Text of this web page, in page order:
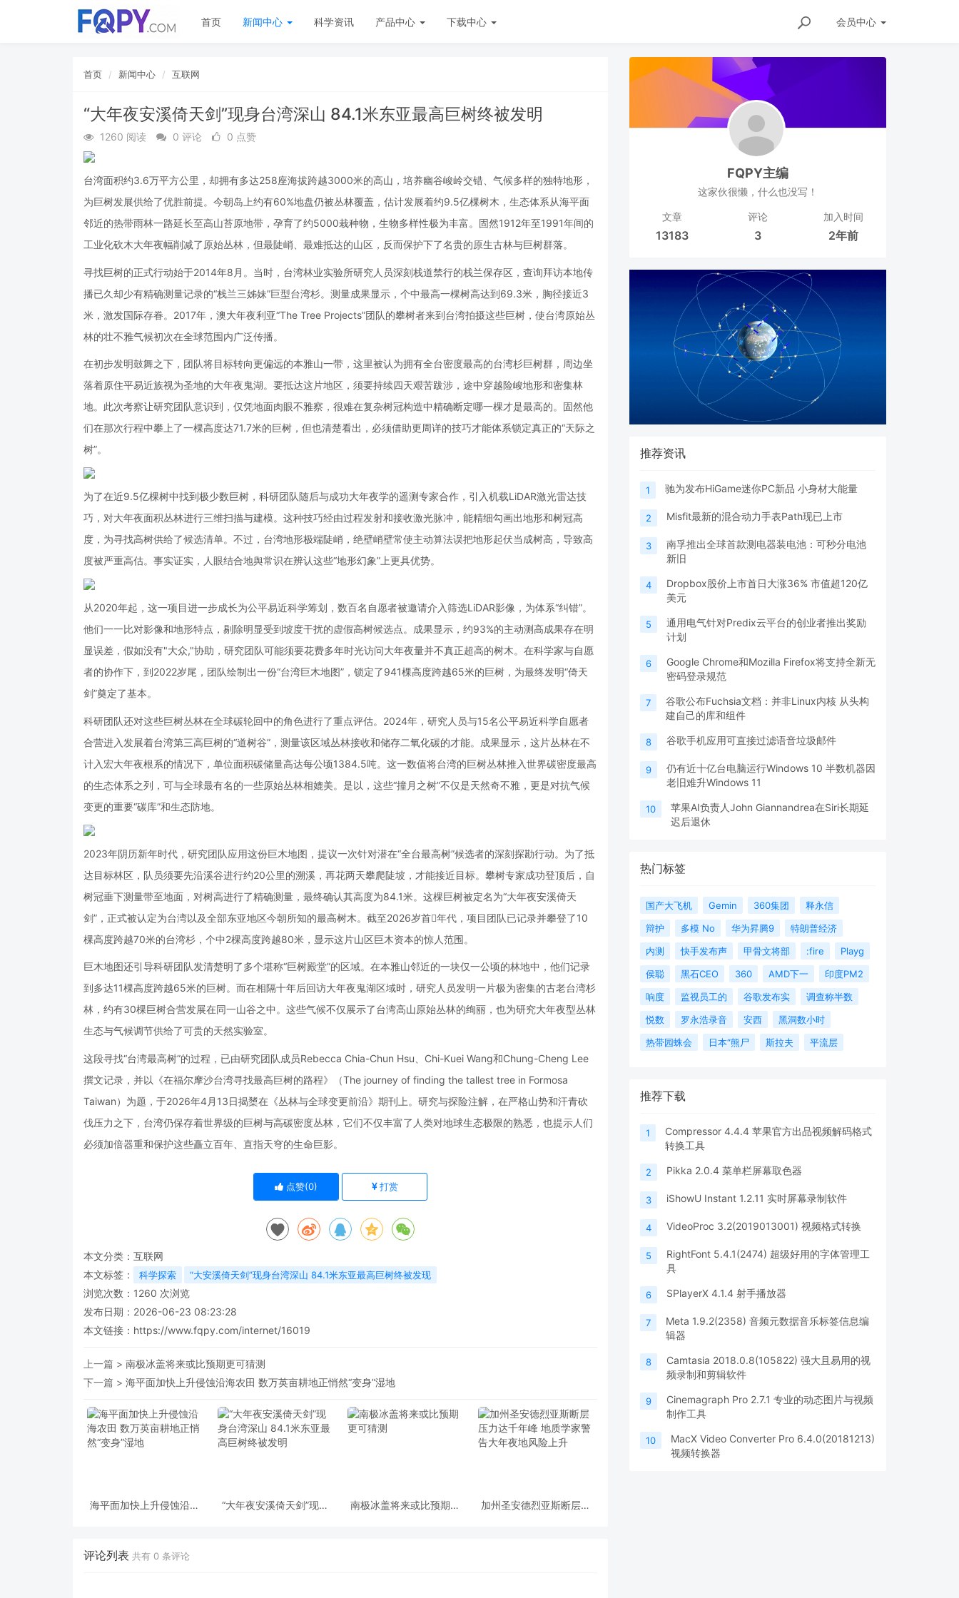
会员中心
首页 新闻中心 科学资讯 产品中心 下载中心
首页 新闻中心 互联网
“大年夜安溪倚天剑”现身台湾深山 84.1米东亚最高巨树终被发明
1260 阅读 0 评论 0 点赞
台湾面积约3.6万平方公里，却拥有多达258座海拔跨越3000米的高山，培养幽谷峻岭交错、气候多样的独特地形，
为巨树发展供给了优胜前提。今朝岛上约有60%地盘仍被丛林覆盖，估计发展着约9.5亿棵树木，生态体系从海平面
邻近的热带雨林一路延长至高山苔原地带，孕育了约5000栽种物，生物多样性极为丰富。固然1912年至1991年间的
工业化砍木大年夜幅削减了原始丛林，但最陡峭、最难抵达的山区，反而保护下了名贵的原生古林与巨树群落。
寻找巨树的正式行动始于2014年8月。当时，台湾林业实验所研究人员深刻栈道禁行的栈兰保存区，查询拜访本地传
播已久却少有精确测量记录的“栈兰三姊妹”巨型台湾杉。测量成果显示，个中最高一棵树高达到69.3米，胸径接近3
米，激发国际存眷。2017年，澳大年夜利亚“The Tree Projects”团队的攀树者来到台湾拍摄这些巨树，使台湾原始丛
林的壮不雅气候初次在全球范围内广泛传播。
在初步发明鼓舞之下，团队将目标转向更偏远的本雅山一带，这里被认为拥有全台密度最高的台湾杉巨树群，周边坐
落着原住平易近族视为圣地的大年夜鬼湖。要抵达这片地区，须要持续四天艰苦跋涉，途中穿越险峻地形和密集林
地。此次考察让研究团队意识到，仅凭地面肉眼不雅察，很难在复杂树冠构造中精确断定哪一棵才是最高的。固然他
们在那次行程中攀上了一棵高度达71.7米的巨树，但也清楚看出，必须借助更周详的技巧才能体系锁定真正的“天际之
树”。
为了在近9.5亿棵树中找到极少数巨树，科研团队随后与成功大年夜学的遥测专家合作，引入机载LiDAR激光雷达技
巧，对大年夜面积丛林进行三维扫描与建模。这种技巧经由过程发射和接收激光脉冲，能精细勾画出地形和树冠高
度，为寻找高树供给了候选清单。不过，台湾地形极端陡峭，绝壁峭壁常使主动算法误把地形起伏当成树高，导致高
度被严重高估。事实证实，人眼结合地舆常识在辨认这些“地形幻象”上更具优势。
从2020年起，这一项目进一步成长为公平易近科学筹划，数百名自愿者被邀请介入筛选LiDAR影像，为体系“纠错”。
他们一一比对影像和地形特点，剔除明显受到坡度干扰的虚假高树候选点。成果显示，约93%的主动测高成果存在明
显误差，假如没有"大众,"协助，研究团队可能须要花费多年时光访问大年夜量并不真正超高的树木。在科学家与自愿
者的协作下，到2022岁尾，团队绘制出一份“台湾巨木地图”，锁定了941棵高度跨越65米的巨树，为最终发明“倚天
剑”奠定了基本。
科研团队还对这些巨树丛林在全球碳轮回中的角色进行了重点评估。2024年，研究人员与15名公平易近科学自愿者
合营进入发展着台湾第三高巨树的“道树谷”，测量该区域丛林接收和储存二氧化碳的才能。成果显示，这片丛林在不
计入宏大年夜根系的情况下，单位面积碳储量高达每公顷1384.5吨。这一数值将台湾的巨树丛林推入世界碳密度最高
的生态体系之列，可与全球最有名的一些原始丛林相媲美。是以，这些“撞月之树”不仅是天然奇不雅，更是对抗气候
变更的重要“碳库”和生态防地。
2023年阴历新年时代，研究团队应用这份巨木地图，提议一次针对潜在“全台最高树”候选者的深刻探勘行动。为了抵
达目标林区，队员须要先沿溪谷进行约20公里的溯溪，再花两天攀爬陡坡，才能接近目标。攀树专家成功登顶后，自
树冠垂下测量带至地面，对树高进行了精确测量，最终确认其高度为84.1米。这棵巨树被定名为“大年夜安溪倚天
剑”，正式被认定为台湾以及全部东亚地区今朝所知的最高树木。截至2026岁首年代，项目团队已记录并攀登了10
棵高度跨越70米的台湾杉，个中2棵高度跨越80米，显示这片山区巨木资本的惊人范围。
巨木地图还引导科研团队发清楚明了多个堪称“巨树殿堂”的区域。在本雅山邻近的一块仅一公顷的林地中，他们记录
到多达11棵高度跨越65米的巨树。而在相隔十年后回访大年夜鬼湖区域时，研究人员发明一片极为密集的古老台湾杉
林，约有30棵巨树合营发展在同一山谷之中。这些气候不仅展示了台湾高山原始丛林的绚丽，也为研究大年夜型丛林
生态与气候调节供给了可贵的天然实验室。
这段寻找“台湾最高树”的过程，已由研究团队成员Rebecca Chia-Chun Hsu、Chi-Kuei Wang和Chung-Cheng Lee
撰文记录，并以《在福尔摩沙台湾寻找最高巨树的路程》（The journey of finding the tallest tree in Formosa
Taiwan）为题，于2026年4月13日揭橥在《丛林与全球变更前沿》期刊上。研究与探险注解，在严格山势和汗青砍
伐压力之下，台湾仍保存着世界级的巨树与高碳密度丛林，它们不仅丰富了人类对地球生态极限的熟悉，也提示人们
必须加倍器重和保护这些矗立百年、直指天穹的生命巨影。
点赞(0) 打赏
本文分类： 互联网
本文标签：
科学探索 “大安溪倚天剑”现身台湾深山 84.1米东亚最高巨树终被发现
浏览次数： 1260 次浏览
发布日期：2026-06-23 08:23:28
本文链接： https://www.fqpy.com/internet/16019
上一篇 > 南极冰盖将来或比预期更可猜测
下一篇 > 海平面加快上升侵蚀沿海农田 数万英亩耕地正悄然“变身”湿地
海平面加快上升侵蚀沿海
“大年夜安溪倚天剑”现身
南极冰盖将来或比预期更
加州圣安德烈亚斯断层压
评论列表 共有 0 条评论
FQPY主编
这家伙很懒，什么也没写！
文章
13183
评论
3
加入时间
2年前
推荐资讯
1 驰为发布HiGame迷你PC新品 小身材大能量
2 Misfit最新的混合动力手表Path现已上市
3
南孚推出全球首款测电器装电池：可秒分电池
新旧
4
Dropbox股价上市首日大涨36% 市值超120亿
美元
5
通用电气针对Predix云平台的创业者推出奖励
计划
6
Google Chrome和Mozilla Firefox将支持全新无
密码登录规范
7
谷歌公布Fuchsia文档：并非Linux内核 从头构
建自己的库和组件
8 谷歌手机应用可直接过滤语音垃圾邮件
9
仍有近十亿台电脑运行Windows 10 半数机器因
老旧难升Windows 11
10
苹果AI负责人John Giannandrea在Siri长期延
迟后退休
热门标签
国产大飞机 Gemin 360集团
释永信
辩护
多模 No 华为昇腾9
特朗普经济
内测
快手发布声 甲骨文将部 :fire
Playg
侯聪
黑石CEO 360 AMD下一
印度PM2
响度
监视员工的 谷歌发布实
调查称半数
悦数
罗永浩录音 安西
黑洞数小时
热带园蛛会
日本“熊尸 斯拉夫 平流层
推荐下载
1
Compressor 4.4.4 苹果官方出品视频解码格式
转换工具
2 Pikka 2.0.4 菜单栏屏幕取色器
3 iShowU Instant 1.2.11 实时屏幕录制软件
4 VideoProc 3.2(2019013001) 视频格式转换
5
RightFont 5.4.1(2474) 超级好用的字体管理工
具
6 SPlayerX 4.1.4 射手播放器
7
Meta 1.9.2(2358) 音频元数据音乐标签信息编
辑器
8
Camtasia 2018.0.8(105822) 强大且易用的视
频录制和剪辑软件
9
Cinemagraph Pro 2.7.1 专业的动态图片与视频
制作工具
10
MacX Video Converter Pro 6.4.0(20181213)
视频转换器